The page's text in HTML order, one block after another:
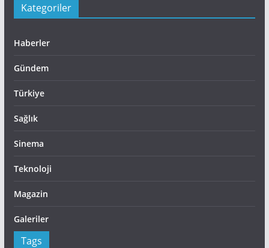
Kategoriler
Haberler
Gündem
Türkiye
Sağlık
Sinema
Teknoloji
Magazin
Galeriler
Tags